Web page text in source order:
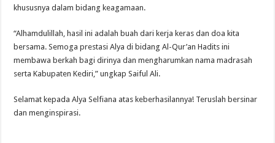
khususnya dalam bidang keagamaan.
“Alhamdulillah, hasil ini adalah buah dari kerja keras dan doa kita
bersama. Semoga prestasi Alya di bidang Al-Qur’an Hadits ini
membawa berkah bagi dirinya dan mengharumkan nama madrasah
serta Kabupaten Kediri,” ungkap Saiful Ali.
Selamat kepada Alya Selfiana atas keberhasilannya! Teruslah bersinar
dan menginspirasi.